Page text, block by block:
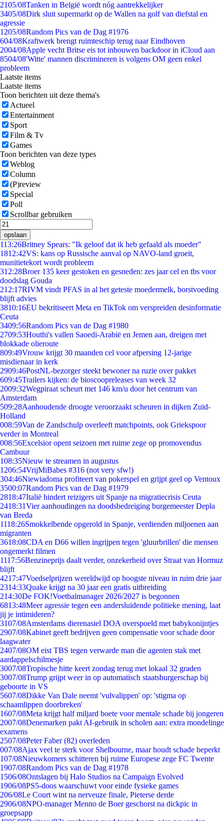
2105/08Tanken in België wordt nóg aantrekkelijker
3405/08Dirk sluit supermarkt op de Wallen na golf van diefstal en
agressie
1205/08Random Pics van de Dag #1976
604/08Kraftwerk brengt ruimteschip terug naar Eindhoven
2004/08Apple vecht Britse eis tot inbouwen backdoor in iCloud aan
8504/08'Witte' mannen discrimineren is volgens OM geen enkel
probleem
Laatste items
Laatste items
Toon berichten uit deze thema's
Actueel
Entertainment
Sport
Film & Tv
Games
Toon berichten van deze types
Weblog
Column
(P)review
Special
Poll
Scrollbar gebruiken
opslaan
113:26Britney Spears: "Ik geloof dat ik heb gefaald als moeder"
1812:42VS: kans op Russische aanval op NAVO-land groeit,
munitietekort wordt probleem
312:28Broer 135 keer gestoken en gesneden: zes jaar cel en tbs voor
doodslag Gouda
212:17RIVM vindt PFAS in al het geteste moedermelk, borstvoeding
blijft advies
3810:16EU bekritiseert Meta en TikTok om verspreiden desinformatie
Ceuta
3409:56Random Pics van de Dag #1980
2709:53Houthi's vallen Saoedi-Arabië en Jemen aan, dreigen met
blokkade olieroute
809:49Vrouw krijgt 30 maanden cel voor afpersing 12-jarige
misdienaar in kerk
2909:46PostNL-bezorger steekt bewoner na ruzie over pakket
609:45Trailers kijken: de bioscoopreleases van week 32
2009:32Wegpiraat scheurt met 146 km/u door het centrum van
Amsterdam
509:28Aanhoudende droogte veroorzaakt scheuren in dijken Zuid-
Holland
008:59Van de Zandschulp overleeft matchpoints, ook Griekspoor
verder in Montreal
008:56Excelsior opent seizoen met ruime zege op promovendus
Cambuur
108:35Nieuw te streamen in augustus
1206:54VrijMiBabes #316 (not very sfw!)
304:46Niewiadoma profiteert van pokerspel en grijpt geel op Ventoux
3500:07Random Pics van de Dag #1979
2818:47Italië hindert reizigers uit Spanje na migratiecrisis Ceuta
2418:31Vier aanhoudingen na doodsbedreiging burgemeester Depla
van Breda
1118:26Smokkelbende opgerold in Spanje, verdienden miljoenen aan
migranten
3618:08CDA en D66 willen ingrijpen tegen 'gluurbrillen' die mensen
ongemerkt filmen
1117:56Benzineprijs daalt verder, onzekerheid over Straat van Hormuz
blijft
4217:47Voedselprijzen wereldwijd op hoogste niveau in ruim drie jaar
2314:33Quake krijgt na 30 jaar een gratis uitbreiding
214:30De FOK!Voetbalmanager 2026/2027 is begonnen
6813:48Meer agressie tegen een andersluidende politieke mening, laat
jij je intimideren?
3107/08Amsterdams dierenasiel DOA overspoeld met babykonijntjes
2907/08Kabinet geeft bedrijven geen compensatie voor schade door
laagwater
2407/08OM eist TBS tegen verwarde man die agenten stak met
aardappelschilmesje
3007/08Tropische hitte keert zondag terug met lokaal 32 graden
3007/08Trump grijpt weer in op automatisch staatsburgerschap bij
geboorte in VS
5607/08Dikke Van Dale neemt 'vulvalippen' op: 'stigma op
schaamlippen doorbreken'
1607/08Meta krijgt half miljard boete voor mentale schade bij jongeren
2007/08Denemarken pakt AI-gebruik in scholen aan: extra mondelinge
examens
2507/08Peter Faber (82) overleden
007/08Ajax veel te sterk voor Shelbourne, maar houdt schade beperkt
107/08Nieuwkomers schitteren bij ruime Europese zege FC Twente
1907/08Random Pics van de Dag #1978
1506/08Ontslagen bij Halo Studios na Campaign Evolved
1906/08PS5-doos waarschuwt voor einde fysieke games
206/08Le Court wint na nerveuze finale, Pieterse derde
2906/08NPO-manager Menno de Boer geschorst na dickpic in
groepsapp